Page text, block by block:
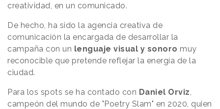
creatividad, en un comunicado.
De hecho, ha sido la agencia creativa de
comunicación la encargada de desarrollar la
campaña con un lenguaje visual y sonoro muy
reconocible que pretende reflejar la energía de la
ciudad.
Para los spots se ha contado con Daniel Orviz,
campeón del mundo de "Poetry Slam" en 2020, quien